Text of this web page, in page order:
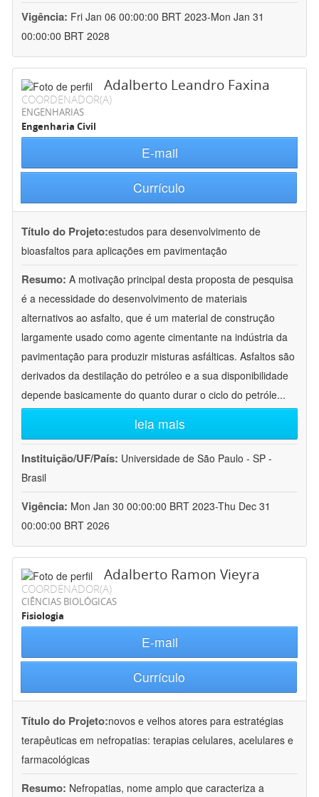
Vigência: Fri Jan 06 00:00:00 BRT 2023-Mon Jan 31
00:00:00 BRT 2028
Adalberto Leandro Faxina
COORDENADOR(A)
ENGENHARIAS
Engenharia Civil
E-mail
Currículo
Título do Projeto:estudos para desenvolvimento de
bioasfaltos para aplicações em pavimentação
Resumo: A motivação principal desta proposta de pesquisa
é a necessidade do desenvolvimento de materiais
alternativos ao asfalto, que é um material de construção
largamente usado como agente cimentante na indústria da
pavimentação para produzir misturas asfálticas. Asfaltos são
derivados da destilação do petróleo e a sua disponibilidade
depende basicamente do quanto durar o ciclo do petróle...
leia mais
Instituição/UF/País: Universidade de São Paulo - SP -
Brasil
Vigência: Mon Jan 30 00:00:00 BRT 2023-Thu Dec 31
00:00:00 BRT 2026
Adalberto Ramon Vieyra
COORDENADOR(A)
CIÊNCIAS BIOLÓGICAS
Fisiologia
E-mail
Currículo
Título do Projeto:novos e velhos atores para estratégias
terapêuticas em nefropatias: terapias celulares, acelulares e
farmacológicas
Resumo: Nefropatias, nome amplo que caracteriza a